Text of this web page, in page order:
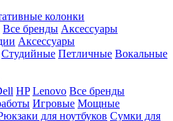
колонки
Все бренды Аксессуары
Аксессуары
Студийные Петличные Вокальные
HP Lenovo Все бренды
Игровые Мощные
для ноутбуков Сумки для